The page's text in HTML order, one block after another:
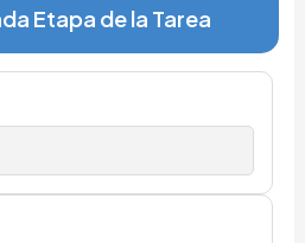
Etapa de la Tarea